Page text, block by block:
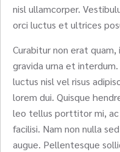
nisl ullamcorper.
orci luctus et ultrices
Curabitur non erat
gravida urna et interdum.
luctus nisl vel risus
lorem dui. Quisque
leo tellus porttitor mi, ac
facilisi. Nam non nulla
augue. Pellentesque